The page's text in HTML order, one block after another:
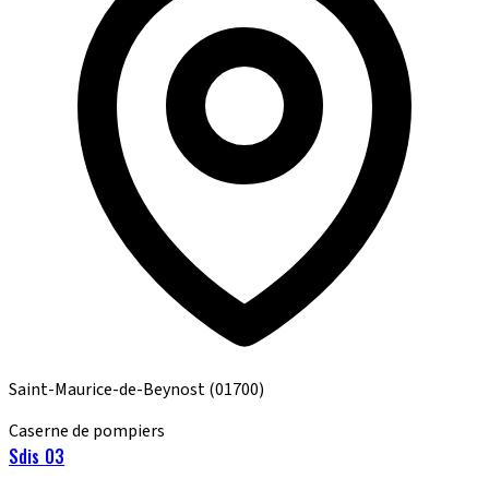
Saint-Maurice-de-Beynost(01700)
Caserne de pompiers
Sdis 03